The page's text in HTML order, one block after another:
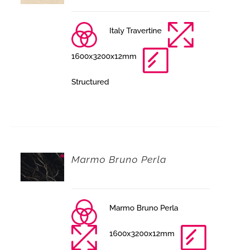
Italy Travertine
1600x3200x12mm
Structured
Marmo Bruno Perla
Marmo Bruno Perla
1600x3200x12mm